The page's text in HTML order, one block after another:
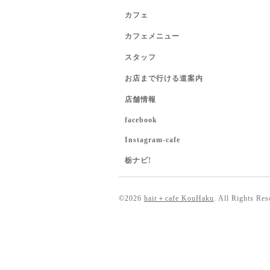
カフェ
カフェメニュー
スタッフ
お店まで行ける道案内
店舗情報
facebook
Instagram-cafe
栃ナビ!
©2026 hair＋cafe KouHaku. All Rights